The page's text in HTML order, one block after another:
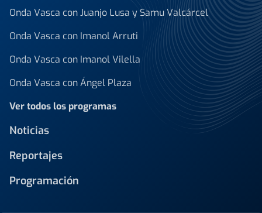
Onda Vasca con Juanjo Lusa y Samu Valcárcel
Onda Vasca con Imanol Arruti
Onda Vasca con Imanol Vilella
Onda Vasca con Ángel Plaza
Ver todos los programas
Noticias
Reportajes
Programación